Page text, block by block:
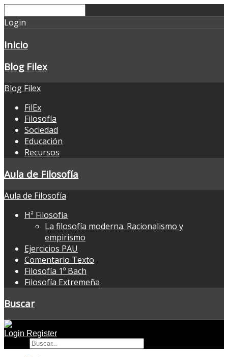
Login
Inicio
Blog Filex
Blog Filex
FilEx
Filosofía
Sociedad
Educación
Recursos
Aula de Filosofía
Aula de Filosofía
Hª Filosofía
La filosofía moderna. Racionalismo y
empirismo
Ejercicios PAU
Comentario Texto
Filosofía 1º Bach
Filosofía Extremeña
Buscar
Login Register